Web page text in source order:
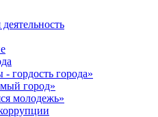
гордость города»
город»
молодежь»